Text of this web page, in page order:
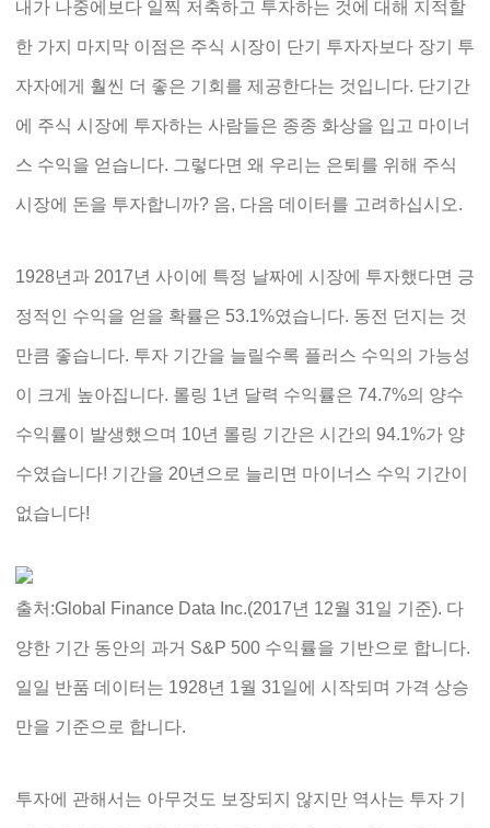
내가 나중에보다 일찍 저축하고 투자하는 것에 대해 지적할
한 가지 마지막 이점은 주식 시장이 단기 투자자보다 장기 투
자자에게 훨씬 더 좋은 기회를 제공한다는 것입니다. 단기간
에 주식 시장에 투자하는 사람들은 종종 화상을 입고 마이너
스 수익을 얻습니다. 그렇다면 왜 우리는 은퇴를 위해 주식
시장에 돈을 투자합니까? 음, 다음 데이터를 고려하십시오.
1928년과 2017년 사이에 특정 날짜에 시장에 투자했다면 긍
정적인 수익을 얻을 확률은 53.1%였습니다. 동전 던지는 것
만큼 좋습니다. 투자 기간을 늘릴수록 플러스 수익의 가능성
이 크게 높아집니다. 롤링 1년 달력 수익률은 74.7%의 양수
수익률이 발생했으며 10년 롤링 기간은 시간의 94.1%가 양
수였습니다! 기간을 20년으로 늘리면 마이너스 수익 기간이
없습니다!
출처:Global Finance Data Inc.(2017년 12월 31일 기준). 다
양한 기간 동안의 과거 S&P 500 수익률을 기반으로 합니다.
일일 반품 데이터는 1928년 1월 31일에 시작되며 가격 상승
만을 기준으로 합니다.
투자에 관해서는 아무것도 보장되지 않지만 역사는 투자 기